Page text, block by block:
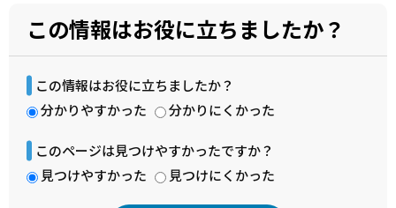
この情報はお役に立ちましたか？
この情報はお役に立ちましたか？
分かりやすかった
分かりにくかった
このページは見つけやすかったですか？
見つけやすかった
見つけにくかった